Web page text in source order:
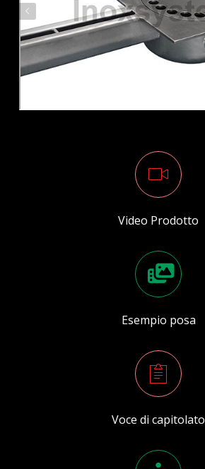
Video Prodotto
Esempio posa
Voce di capitolato